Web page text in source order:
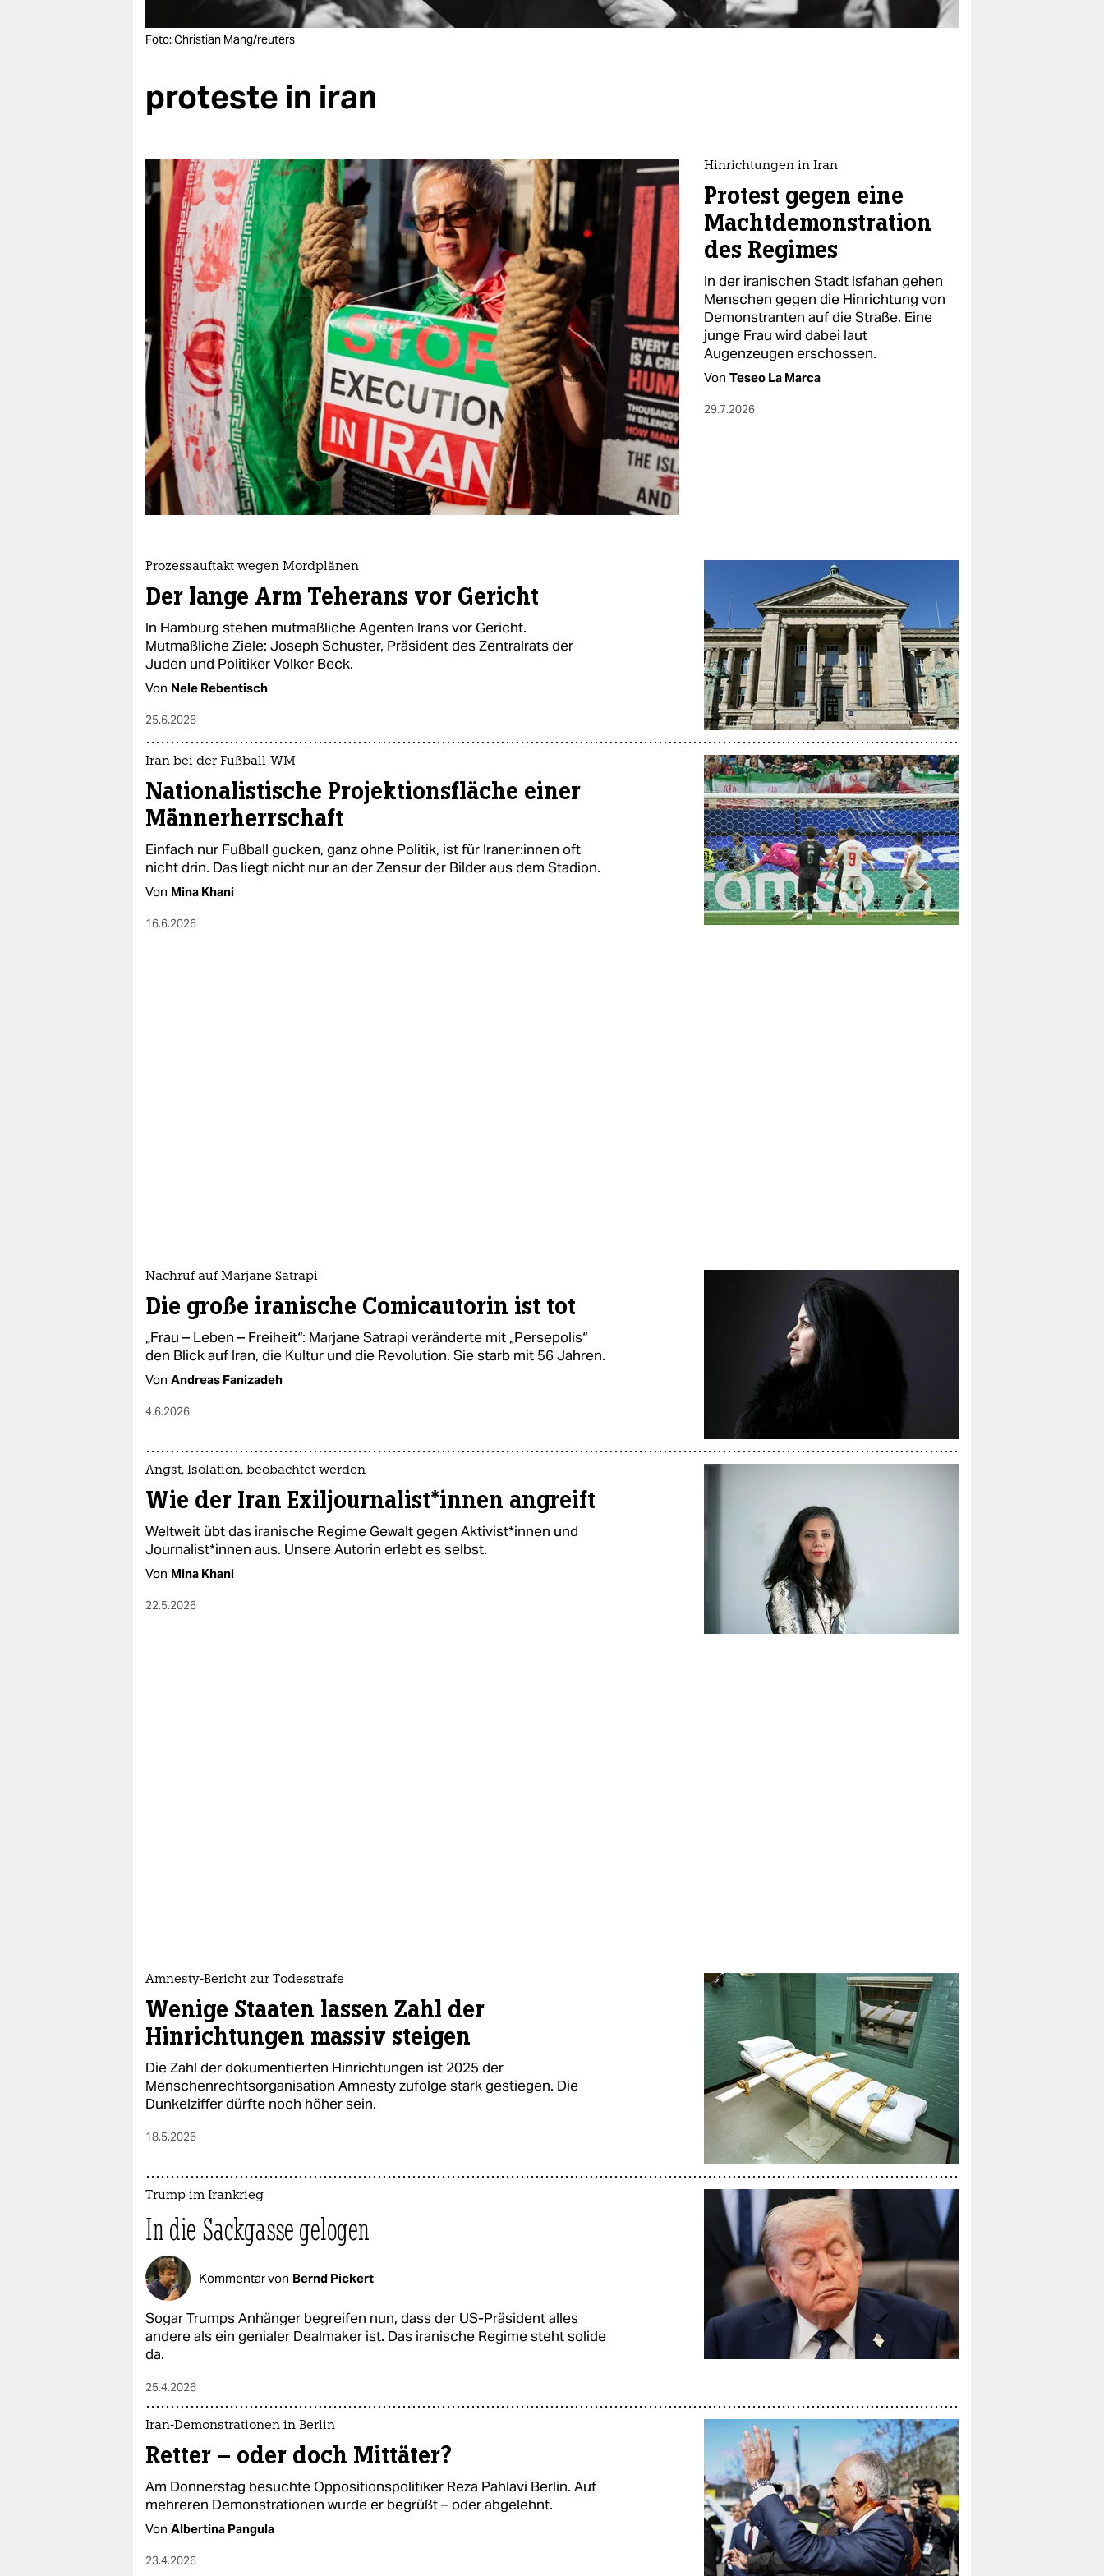
nord
verlag
veranstaltungen
shop
fragen & hilfe
unterstützen
abo
genossenschaft
epaper login
Foto: Christian Mang/reuters
proteste in iran
Hinrichtungen in Iran
Protest gegen eine
Machtdemonstration
des Regimes
In der iranischen Stadt Isfahan gehen
Menschen gegen die Hinrichtung von
Demonstranten auf die Straße. Eine
junge Frau wird dabei laut
Augenzeugen erschossen.
Von Teseo La Marca
29.7.2026
Prozessauftakt wegen Mordplänen
Der lange Arm Teherans vor Gericht
In Hamburg stehen mutmaßliche Agenten Irans vor Gericht.
Mutmaßliche Ziele: Joseph Schuster, Präsident des Zentralrats der
Juden und Politiker Volker Beck.
Von Nele Rebentisch
25.6.2026
Iran bei der Fußball-WM
Nationalistische Projektionsfläche einer
Männerherrschaft
Einfach nur Fußball gucken, ganz ohne Politik, ist für Ira­ne­r:in­nen oft
nicht drin. Das liegt nicht nur an der Zensur der Bilder aus dem Stadion.
Von Mina Khani
16.6.2026
Nachruf auf Marjane Satrapi
Die große iranische Comicautorin ist tot
„Frau – Leben – Freiheit“: Marjane Satrapi veränderte mit „Persepolis“
den Blick auf Iran, die Kultur und die Revolution. Sie starb mit 56 Jahren.
Von Andreas Fanizadeh
4.6.2026
Angst, Isolation, beobachtet werden
Wie der Iran Exil­jour­na­lis­t*in­nen angreift
Weltweit übt das iranische Regime Gewalt gegen Ak­ti­vis­t*in­nen und
Jour­na­lis­t*in­nen aus. Unsere Autorin erlebt es selbst.
Von Mina Khani
22.5.2026
Amnesty-Bericht zur Todesstrafe
Wenige Staaten lassen Zahl der
Hinrichtungen massiv steigen
Die Zahl der dokumentierten Hinrichtungen ist 2025 der
Menschenrechtsorganisation Amnesty zufolge stark gestiegen. Die
Dunkelziffer dürfte noch höher sein.
18.5.2026
Trump im Irankrieg
In die Sackgasse gelogen
Kommentar von Bernd Pickert
Sogar Trumps Anhänger begreifen nun, dass der US-Präsident alles
andere als ein genialer Dealmaker ist. Das iranische Regime steht solide
da.
25.4.2026
Iran-Demonstrationen in Berlin
Retter – oder doch Mittäter?
Am Donnerstag besuchte Oppositionspolitiker Reza Pahlavi Berlin. Auf
mehreren Demonstrationen wurde er begrüßt – oder abgelehnt.
Von Albertina Pangula
23.4.2026